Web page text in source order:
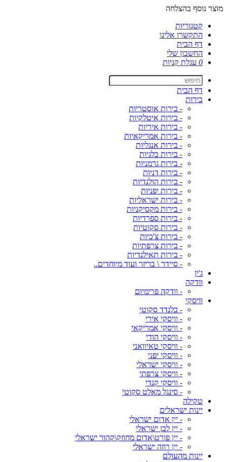
מוצר נוסף בהצלחה
קטגוריות
התקשרו אלינו
דף הבית
החשבון שלי
0 עגלת קניות
דף הבית
בירות
- בירות אוסטריות
- בירות איטלקיות
- בירות איריות
- בירות אמריקאיות
- בירות אנגליות
- בירות בלגיות
- בירות גרמניות
- בירות דניות
- בירות הולנדיות
- בירות יפניות
- בירות ישראליות
- בירות מקסיקניות
- בירות ספרדיות
- בירות סקוטיות
- בירות צ'כיות
- בירות צרפתיות
- בירות תאילנדיות
- סיידר \ בריזר ועוד מיוחדים..
ג'ין
וודקה
- וודקה פרימיום
וויסקי
- בלנדד סקוטי
- וויסקי אירי
- וויסקי אמריקאי
- וויסקי הודי
- וויסקי טאיוואני
- וויסקי יפני
- וויסקי ישראלי
- וויסקי צרפתי
- וויסקי קנדי
- סינגל מאלט סקוטי
טקילה
יינות ישראלים
- יין אדום ישראלי
- יין לבן ישראלי
- יין פורט\אדום מחוזק\קהור ישראלי
- יין רוזה ישראלי
יינות מהעולם